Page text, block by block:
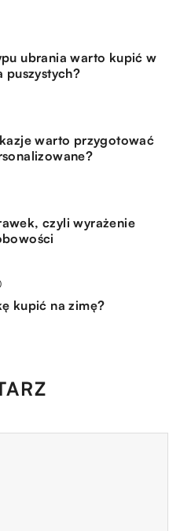
ubrania warto kupić w
puszystych?
warto przygotować
czyli wyrażenie
kupić na zimę?